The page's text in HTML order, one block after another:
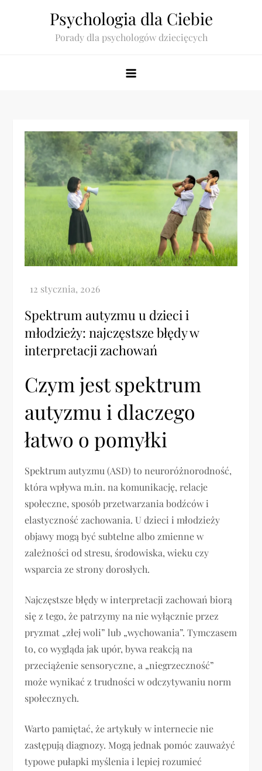
Psychologia dla Ciebie
Porady dla psychologów dziecięcych
Spektrum autyzmu u dzieci i
młodzieży: najczęstsze błędy w
interpretacji zachowań
Czym jest spektrum
autyzmu i dlaczego
łatwo o pomyłki
Spektrum autyzmu (ASD) to neuroróżnorodność,
która wpływa m.in. na komunikację, relacje
społeczne, sposób przetwarzania bodźców i
elastyczność zachowania. U dzieci i młodzieży
objawy mogą być subtelne albo zmienne w
zależności od stresu, środowiska, wieku czy
wsparcia ze strony dorosłych.
Najczęstsze błędy w interpretacji zachowań biorą
się z tego, że patrzymy na nie wyłącznie przez
pryzmat „złej woli” lub „wychowania”. Tymczasem
to, co wygląda jak upór, bywa reakcją na
przeciążenie sensoryczne, a „niegrzeczność”
może wynikać z trudności w odczytywaniu norm
społecznych.
Warto pamiętać, że artykuły w internecie nie
zastępują diagnozy. Mogą jednak pomóc zauważyć
typowe pułapki myślenia i lepiej rozumieć